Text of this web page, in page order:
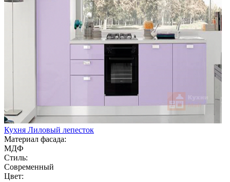
Кухня Лиловый лепесток
Материал фасада:
МДФ
Стиль:
Современный
Цвет: